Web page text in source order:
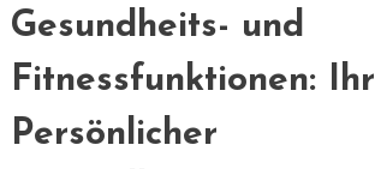
Gesundheits- und
Fitnessfunktionen: Ihr
Persönlicher